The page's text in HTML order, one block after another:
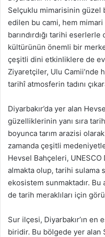
Selçuklu mimarisinin güzel
edilen bu cami, hem mimari
barındırdığı tarihi
kültürünün önemli bir
çeşitli dini etkinliklere de ev
Ziyaretçiler, Ulu Camii’nde
tarihî atmosferin tadını
Diyarbakır’da yer alan
güzelliklerinin yanı sıra
boyunca tarım arazisi
zamanda çeşitli
Hevsel Bahçeleri, UNESCO
almakta olup, tarihi sulama
ekosistem sunmaktadır.
de tarih meraklıları için
Sur ilçesi, Diyarbakır’ın
biridir. Bu bölgede yer alan